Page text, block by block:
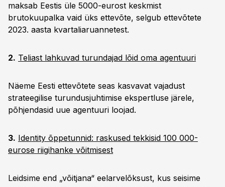
maksab Eestis üle 5000-eurost keskmist
brutokuupalka vaid üks ettevõte, selgub ettevõtete
2023. aasta kvartaliaruannetest.
2. Teliast lahkuvad turundajad lõid oma agentuuri
Näeme Eesti ettevõtete seas kasvavat vajadust
strateegilise turundusjuhtimise ekspertluse järele,
põhjendasid uue agentuuri loojad.
3. Identity õppetunnid: raskused tekkisid 100 000-
eurose riigihanke võitmisest
Leidsime end „võitjana“ eelarvelõksust, kus seisime